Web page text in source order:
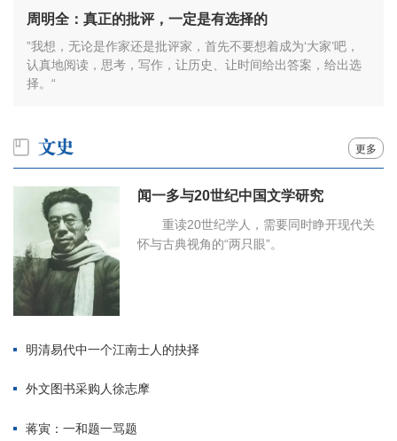
周明全：真正的批评，一定是有选择的
”我想，无论是作家还是批评家，首先不要想着成为‘大家’吧，
认真地阅读，思考，写作，让历史、让时间给出答案，给出选
择。“
更多
闻一多与20世纪中国文学研究
重读20世纪学人，需要同时睁开现代关
怀与古典视角的“两只眼”。
明清易代中一个江南士人的抉择
外文图书采购人徐志摩
蒋寅：一和题一骂题